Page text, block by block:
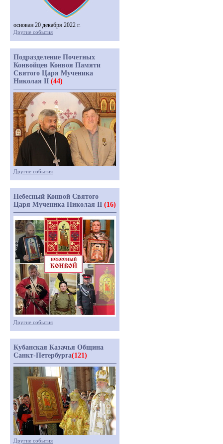
основан 20 декабря 2022 г.
Другие события
Подразделение Почетных
Конвойцев Конвоя Памяти
Святого Царя Мученика
Николая II (44)
Другие события
Небесный Конвой Святого
Царя Мученика Николая II (16)
Другие события
Кубанская Казачья Община
Санкт-Петербурга(121)
Другие события